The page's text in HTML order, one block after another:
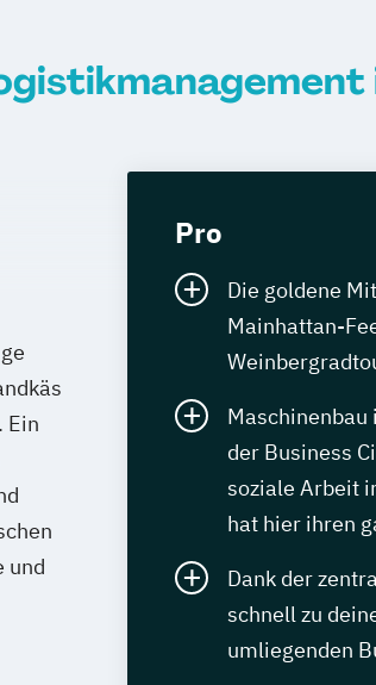
Ein
und
Pro
Die goldene
Mainhattan-
Maschinenbau
der Business
soziale Arbeit
hat hier ihren
Dank der
schnell zu
umliegenden